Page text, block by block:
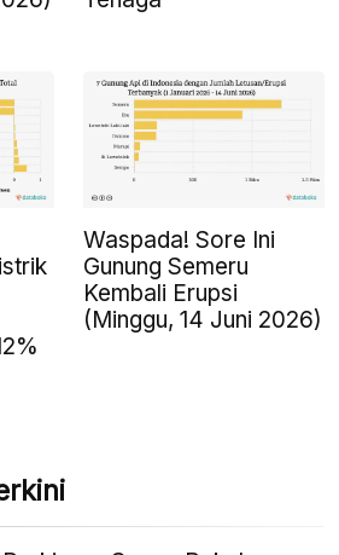
Waspada! Sore Ini
Gunung Semeru
Kembali Erupsi
(Minggu, 14 Juni 2026)